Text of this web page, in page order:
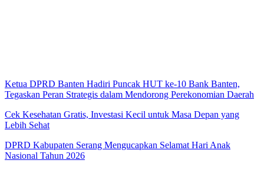
Ketua DPRD Banten Hadiri Puncak HUT ke-10 Bank Banten,
Tegaskan Peran Strategis dalam Mendorong Perekonomian Daerah
Cek Kesehatan Gratis, Investasi Kecil untuk Masa Depan yang
Lebih Sehat
DPRD Kabupaten Serang Mengucapkan Selamat Hari Anak
Nasional Tahun 2026